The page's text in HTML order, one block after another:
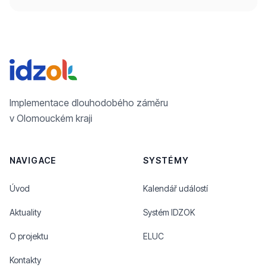
Implementace dlouhodobého záměru
v Olomouckém kraji
NAVIGACE
Úvod
Aktuality
O projektu
Kontakty
SYSTÉMY
Kalendář událostí
Systém IDZOK
ELUC